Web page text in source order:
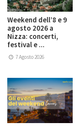
Weekend dell’8 e 9
agosto 2026 a
Nizza: concerti,
festival e ...
7 Agosto 2026